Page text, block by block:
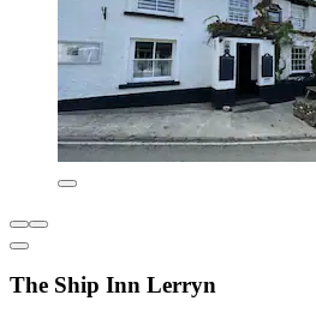
The Ship Inn Lerryn